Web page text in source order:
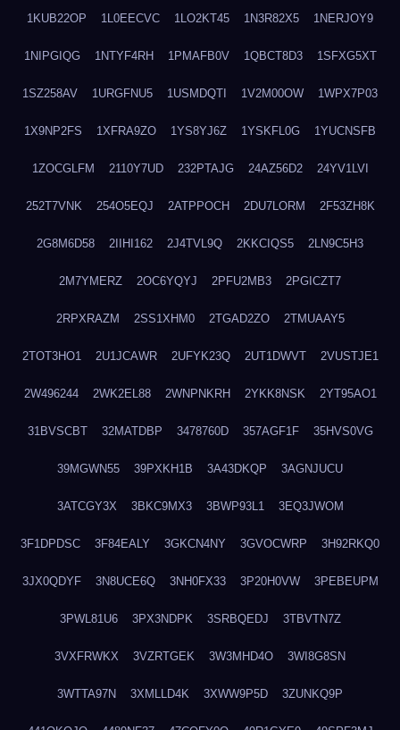
1KUB22OP 1L0EECVC 1LO2KT45 1N3R82X5 1NERJOY9
1NIPGIQG 1NTYF4RH 1PMAFB0V 1QBCT8D3 1SFXG5XT
1SZ258AV 1URGFNU5 1USMDQTI 1V2M00OW 1WPX7P03
1X9NP2FS 1XFRA9ZO 1YS8YJ6Z 1YSKFL0G 1YUCNSFB
1ZOCGLFM 2110Y7UD 232PTAJG 24AZ56D2 24YV1LVI
252T7VNK 254O5EQJ 2ATPPOCH 2DU7LORM 2F53ZH8K
2G8M6D58 2IIHI162 2J4TVL9Q 2KKCIQS5 2LN9C5H3
2M7YMERZ 2OC6YQYJ 2PFU2MB3 2PGICZT7
2RPXRAZM 2SS1XHM0 2TGAD2ZO 2TMUAAY5
2TOT3HO1 2U1JCAWR 2UFYK23Q 2UT1DWVT 2VUSTJE1
2W496244 2WK2EL88 2WNPNKRH 2YKK8NSK 2YT95AO1
31BVSCBT 32MATDBP 3478760D 357AGF1F 35HVS0VG
39MGWN55 39PXKH1B 3A43DKQP 3AGNJUCU
3ATCGY3X 3BKC9MX3 3BWP93L1 3EQ3JWOM
3F1DPDSC 3F84EALY 3GKCN4NY 3GVOCWRP 3H92RKQ0
3JX0QDYF 3N8UCE6Q 3NH0FX33 3P20H0VW 3PEBEUPM
3PWL81U6 3PX3NDPK 3SRBQEDJ 3TBVTN7Z
3VXFRWKX 3VZRTGEK 3W3MHD4O 3WI8G8SN
3WTTA97N 3XMLLD4K 3XWW9P5D 3ZUNKQ9P